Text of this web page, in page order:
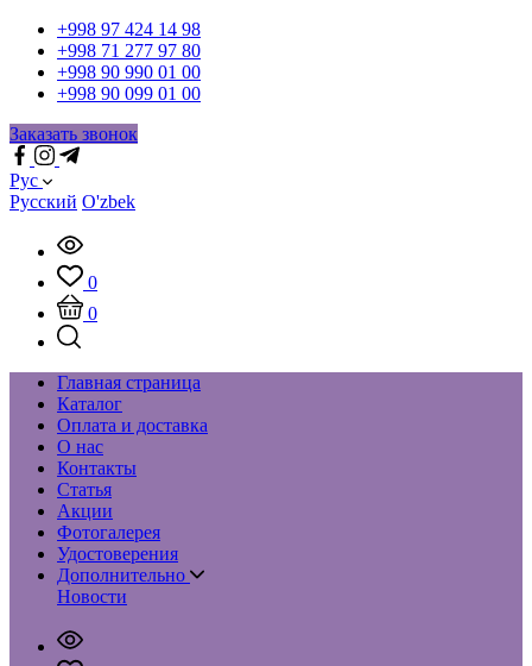
+998 97 424 14 98
+998 71 277 97 80
+998 90 990 01 00
+998 90 099 01 00
Заказать звонок
Рус
Русский O'zbek
0
0
Главная страница
Каталог
Оплата и доставка
О нас
Контакты
Статья
Акции
Фотогалерея
Удостоверения
Дополнительно
Новости